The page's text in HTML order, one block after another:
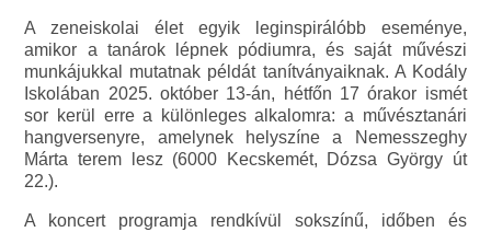
A zeneiskolai élet egyik leginspirálóbb eseménye,
amikor a tanárok lépnek pódiumra, és saját művészi
munkájukkal mutatnak példát tanítványaiknak. A Kodály
Iskolában 2025. október 13-án, hétfőn 17 órakor ismét
sor kerül erre a különleges alkalomra: a művésztanári
hangversenyre, amelynek helyszíne a Nemesszeghy
Márta terem lesz (6000 Kecskemét, Dózsa György út
22.).
A koncert programja rendkívül sokszínű, időben és